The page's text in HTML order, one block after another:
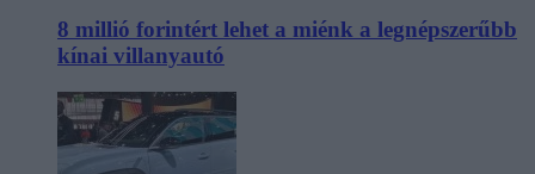
8 millió forintért lehet a miénk a legnépszerűbb
kínai villanyautó